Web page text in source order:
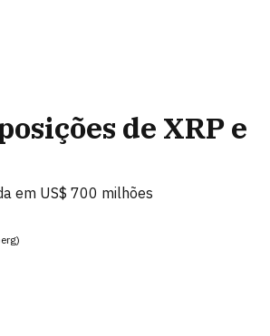
de XRP e
em US$ 700 milhões